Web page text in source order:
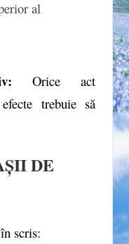
al
Orice act
trebuie să
DE
scris: